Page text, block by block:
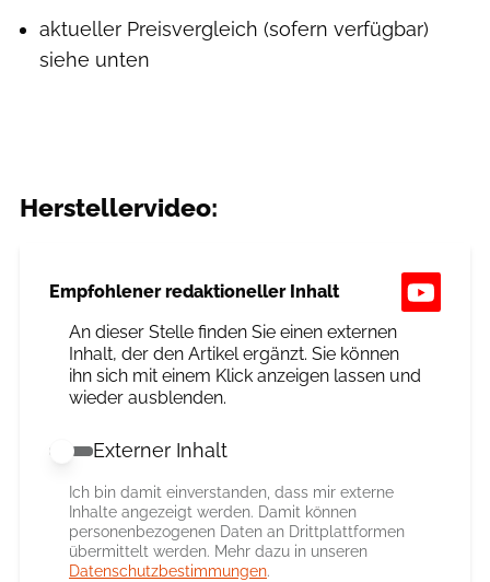
aktueller Preisvergleich (sofern verfügbar)
siehe unten
Herstellervideo:
Empfohlener redaktioneller Inhalt
An dieser Stelle finden Sie einen externen
Inhalt, der den Artikel ergänzt. Sie können
ihn sich mit einem Klick anzeigen lassen und
wieder ausblenden.
Externer Inhalt erlauben
Externer Inhalt
Ich bin damit einverstanden, dass mir externe
Inhalte angezeigt werden. Damit können
personenbezogenen Daten an Drittplattformen
übermittelt werden. Mehr dazu in unseren
Datenschutzbestimmungen.